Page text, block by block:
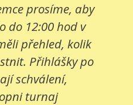
prosíme, aby
do 12:00 hod v
přehled, kolik
Přihlášky po
schválení,
turnaj